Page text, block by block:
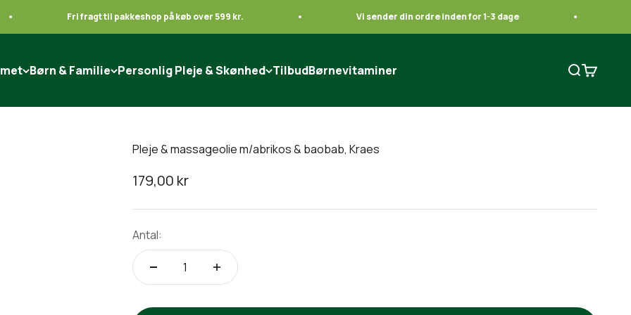
Fri fragt til pakkeshop på køb over 599 kr. Vi sender din ordre inden for 1-3 dage
Børn & Familie Personlig Pleje & Skønhed TilbudBørnevitaminer ÅbnÅbn
Pleje & massageolie m/abrikos & baobab, Kraes
Salgspris
179,00 kr
Antal: